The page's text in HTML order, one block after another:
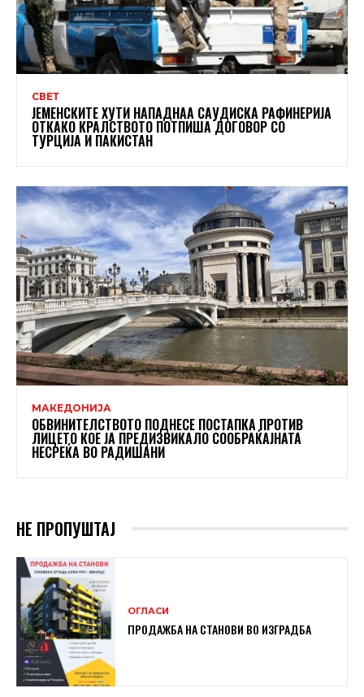
СВЕТ
ЈЕМЕНСКИТЕ ХУТИ НАПАДНАА САУДИСКА РАФИНЕРИЈА
ОТКАКО КРАЛСТВОТО ПОТПИША ДОГОВОР СО
ТУРЦИЈА И ПАКИСТАН
МАКЕДОНИЈА
ОБВИНИТЕЛСТВОТО ПОДНЕСЕ ПОСТАПКА ПРОТИВ
ЛИЦЕТО КОЕ ЈА ПРЕДИЗВИКАЛО СООБРАЌАЈНАТА
НЕСРЕЌА ВО РАДИШАНИ
НЕ ПРОПУШТАЈ
ОГЛАСИ
ПРОДАЖБА НА СТАНОВИ ВО ИЗГРАДБА